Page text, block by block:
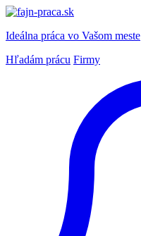
Ideálna práca vo Vašom meste
Hľadám prácu Firmy